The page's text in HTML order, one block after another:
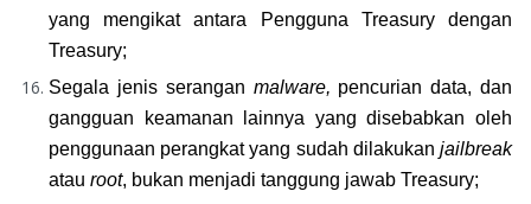
yang mengikat antara Pengguna Treasury dengan
Treasury;
Segala jenis serangan malware, pencurian data, dan
gangguan keamanan lainnya yang disebabkan oleh
penggunaan perangkat yang sudah dilakukan
jailbreak
atau root, bukan menjadi tanggung jawab Treasury;